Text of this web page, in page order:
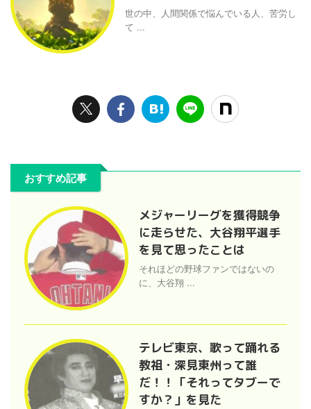
世の中、人間関係で悩んでいる人、苦労し
て ...
おすすめ記事
メジャーリーグを獲得競争
に走らせた、大谷翔平選手
を見て思ったことは
それほどの野球ファンではないの
に、大谷翔 ...
テレビ東京、歌って踊れる
教祖・深見東州って誰
だ！！「それってタブーで
すか？」を見た